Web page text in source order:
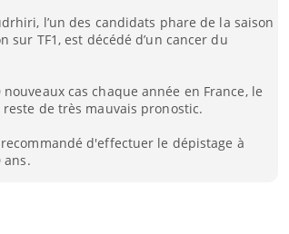
l’un des candidats phare de la saison
sur TF1, est décédé d’un cancer du
cas chaque année en France, le
de très mauvais pronostic.
d'effectuer le dépistage à
ans.
otite
rapport s’interroge sur
son taux élevé en France